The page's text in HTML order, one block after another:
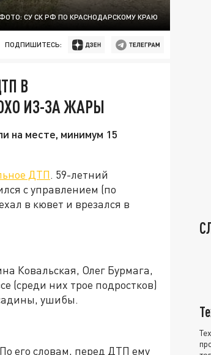
СУ СК РФ ПО КРАСНОДАРСКОМУ КРАЮ
ПОДПИШИТЕСЬ:
В
ИЗ-ЗА ЖАРЫ
на месте, минимум 15
ДТП. 59-летний
с управлением (по
в кювет и врезался в
Ковальская, Олег Бурмага,
(среди них трое подростков)
ушибы.
его словам, перед ДТП ему